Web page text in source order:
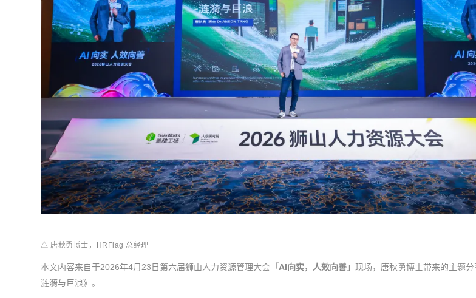
△ 唐秋勇博士，HRFlag 总经理
本文内容来自于2026年4月23日第六届狮山人力资源管理大会 「AI向实，人效向善」现场，唐秋勇博士带来的主题分
涟漪与巨浪》。